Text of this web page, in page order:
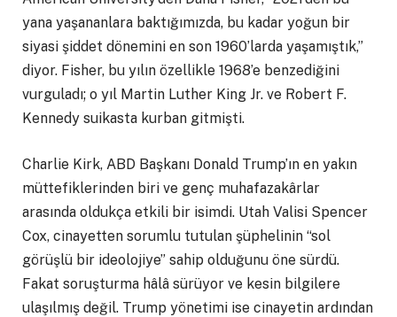
yana yaşananlara baktığımızda, bu kadar yoğun bir
siyasi şiddet dönemini en son 1960’larda yaşamıştık,”
diyor. Fisher, bu yılın özellikle 1968’e benzediğini
vurguladı; o yıl Martin Luther King Jr. ve Robert F.
Kennedy suikasta kurban gitmişti.
Charlie Kirk, ABD Başkanı Donald Trump’ın en yakın
müttefiklerinden biri ve genç muhafazakârlar
arasında oldukça etkili bir isimdi. Utah Valisi Spencer
Cox, cinayetten sorumlu tutulan şüphelinin “sol
görüşlü bir ideolojiye” sahip olduğunu öne sürdü.
Fakat soruşturma hâlâ sürüyor ve kesin bilgilere
ulaşılmış değil. Trump yönetimi ise cinayetin ardından